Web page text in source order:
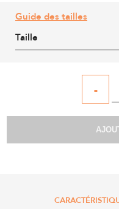
Guide des tailles
Taille
-